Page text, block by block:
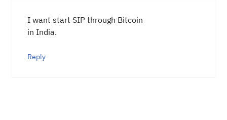
I want start SIP through Bitcoin
in India.
Reply